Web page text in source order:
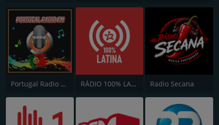
Portugal Radio FM RÁDIO 100% LATINA Radio Secana